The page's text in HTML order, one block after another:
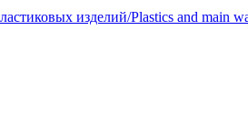
изделий/Plastics and main